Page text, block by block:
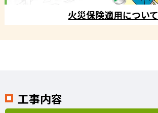
火災保険適用について
工事内容